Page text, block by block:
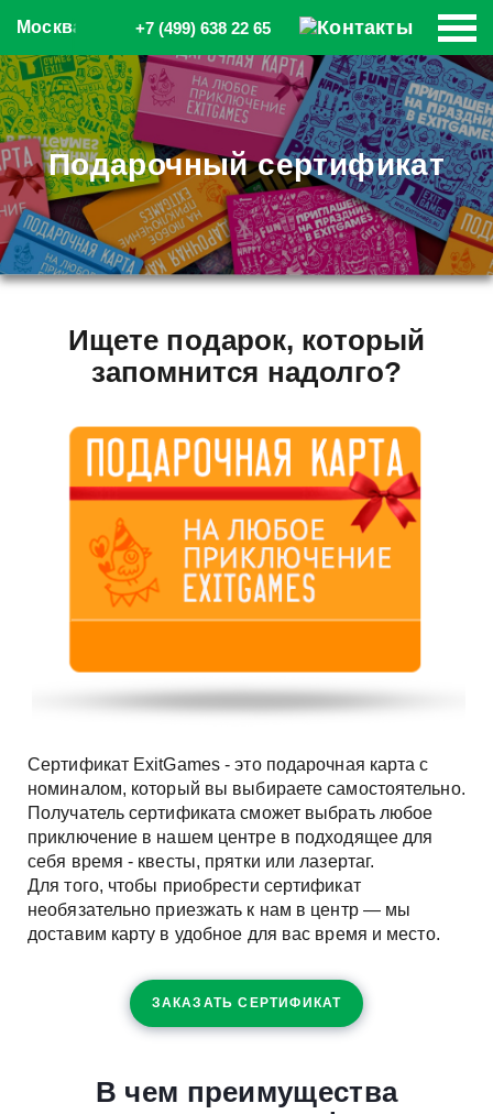
Москва +7 (499) 638 22 65
Подарочный сертификат
Ищете подарок, который
запомнится надолго?
Сертификат ExitGames - это подарочная карта с
номиналом, который вы выбираете самостоятельно.
Получатель сертификата сможет выбрать любое
приключение в нашем центре в подходящее для
себя время - квесты, прятки или лазертаг.
Для того, чтобы приобрести сертификат
необязательно приезжать к нам в центр — мы
доставим карту в удобное для вас время и место.
ЗАКАЗАТЬ СЕРТИФИКАТ
В чем преимущества